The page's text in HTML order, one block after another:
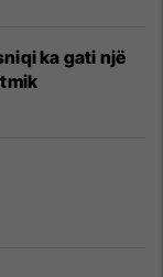
ka gati një